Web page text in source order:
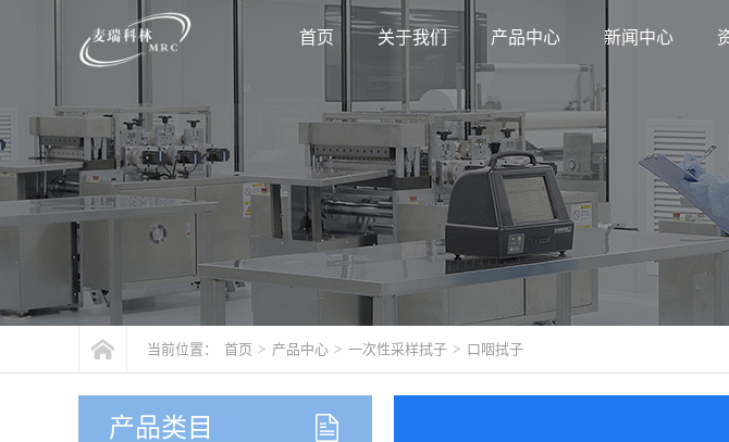
首页 关于我们 产品中心 新闻中心
当前位置： 首页 > 产品中心 > 一次性采样拭子 > 口咽拭子
产品类目